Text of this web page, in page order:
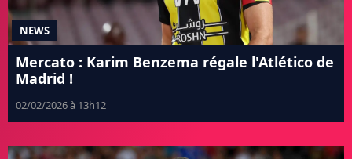
NEWS
Mercato : Karim Benzema régale l'Atlético de
Madrid !
02/02/2026 à 13h12